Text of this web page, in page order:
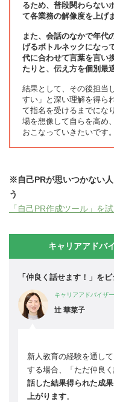
るため、普段関わらない
て各業務の解像度を上げ
また、会話のなかで年代
げるボトルネックになっ
代に合わせて言葉を言い
たりと、伝え方を個別最
結果として、その後担当
すい」と深い理解を得ら
て指名を受けるまでにな
場を想像して自らを高め
おこなっていきたいです。
※自己PRが思いつかない
う
「自己PR作成ツール」を
キャリアアドバ
「仲良く話せます！」を
キャリアアドバイザー
辻 華菜子
新人教育の経験を通し
する場合、「ただ仲良
話した結果得られた成
上がります。